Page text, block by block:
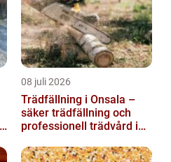
08 juli 2026
Trädfällning i Onsala –
säker trädfällning och
professionell trädvård i